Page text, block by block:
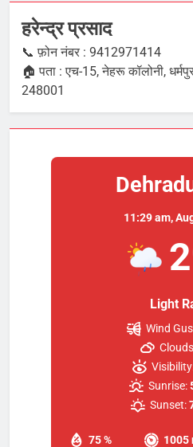
हरेन्द्र प्रसाद
📞 फ़ोन नंबर : 9412971414
🏠 पता : एच-15, नेहरू कॉलोनी,
248001
11:29 am,
Light
75 % 1005
Wind
Sunrise:
Sunset: